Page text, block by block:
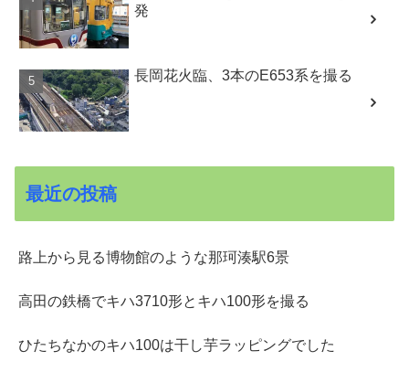
発
長岡花火臨、3本のE653系を撮る
最近の投稿
路上から見る博物館のような那珂湊駅6景
高田の鉄橋でキハ3710形とキハ100形を撮る
ひたちなかのキハ100は干し芋ラッピングでした